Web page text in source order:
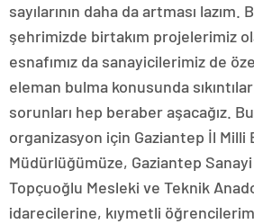
sayılarının daha da artması lazım.
şehrimizde birtakım projelerimiz
esnafımız da sanayicilerimiz de
eleman bulma konusunda
sorunları hep beraber aşacağız.
organizasyon için Gaziantep İl Milli
Müdürlüğümüze, Gaziantep Sanayi
Topçuoğlu Mesleki ve Teknik
idarecilerine, kıymetli